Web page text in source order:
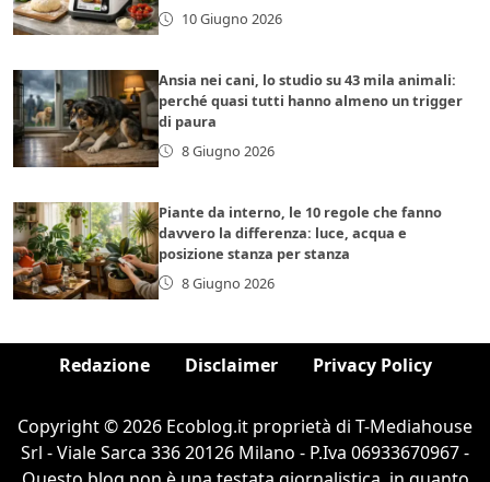
10 Giugno 2026
Ansia nei cani, lo studio su 43 mila animali:
perché quasi tutti hanno almeno un trigger
di paura
8 Giugno 2026
Piante da interno, le 10 regole che fanno
davvero la differenza: luce, acqua e
posizione stanza per stanza
8 Giugno 2026
Redazione Disclaimer Privacy Policy
Copyright © 2026 Ecoblog.it proprietà di T-Mediahouse
Srl - Viale Sarca 336 20126 Milano - P.Iva 06933670967 -